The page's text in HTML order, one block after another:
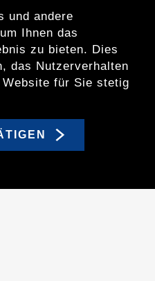
und andere
Ihnen das
zu bieten. Dies
das Nutzerverhalten
für Sie stetig